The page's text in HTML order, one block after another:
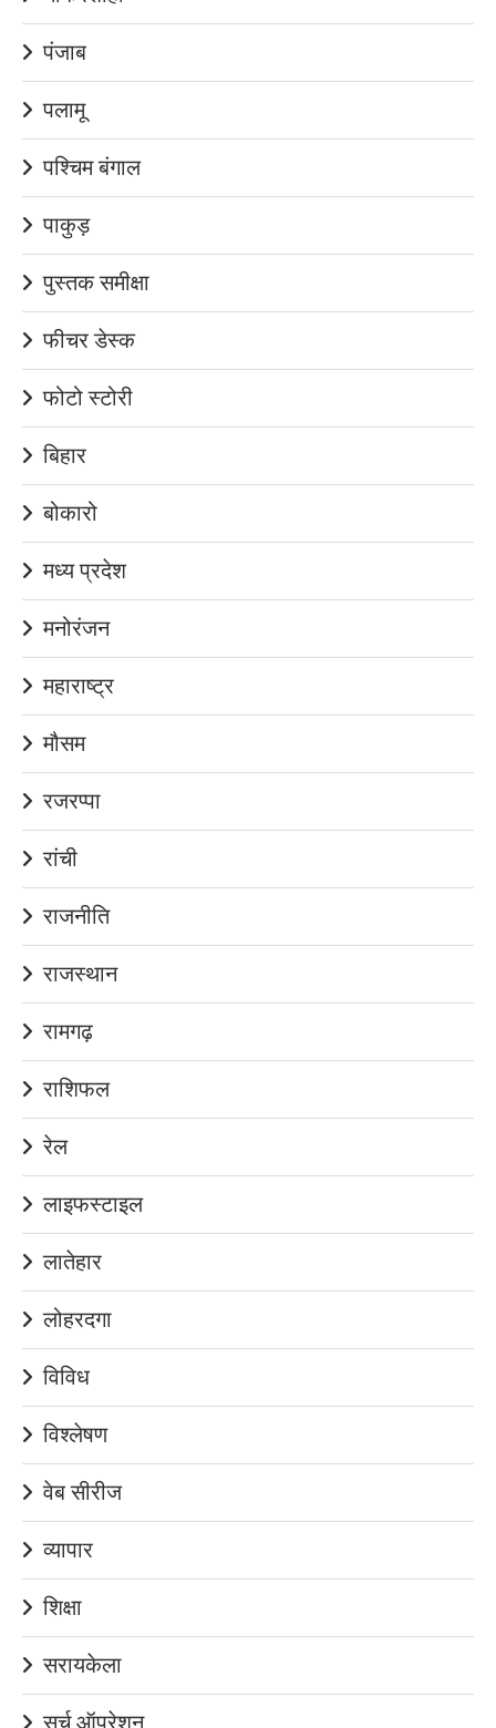
पंजाब
पलामू
पश्चिम बंगाल
पाकुड़
पुस्तक समीक्षा
फीचर डेस्क
फोटो स्टोरी
बिहार
बोकारो
मध्य प्रदेश
मनोरंजन
महाराष्ट्र
मौसम
रजरप्पा
रांची
राजनीति
राजस्थान
रामगढ़
राशिफल
रेल
लाइफस्टाइल
लातेहार
लोहरदगा
विविध
विश्लेषण
वेब सीरीज
व्यापार
शिक्षा
सरायकेला
सर्च ऑपरेशन